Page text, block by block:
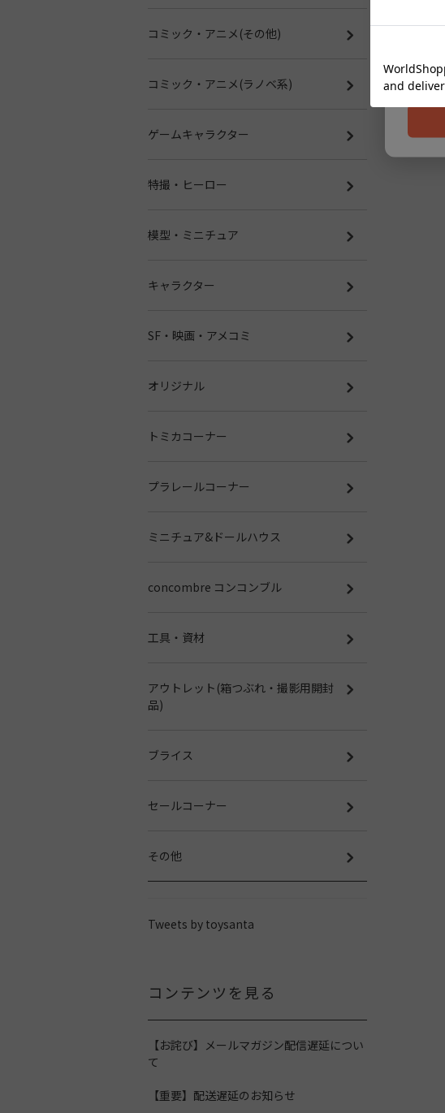
コミック・アニメ(その他)
コミック・アニメ(ラノベ系)
ゲームキャラクター
特撮・ヒーロー
模型・ミニチュア
キャラクター
SF・映画・アメコミ
オリジナル
トミカコーナー
プラレールコーナー
ミニチュア&ドールハウス
concombre コンコンブル
工具・資材
アウトレット(箱つぶれ・撮影用開封
品)
ブライス
セールコーナー
その他
Tweets by toysanta
コンテンツを見る
【お詫び】メールマガジン配信遅延につい
て
【重要】配送遅延のお知らせ